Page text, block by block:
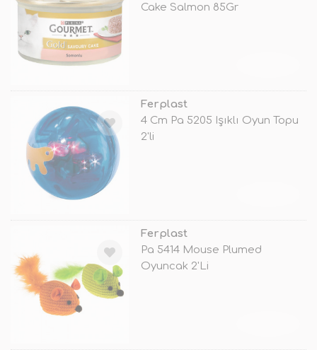
Cake Salmon 85Gr
Ferplast
4 Cm Pa 5205 Işıklı Oyun Topu
2'li
Ferplast
Pa 5414 Mouse Plumed
Oyuncak 2'Li